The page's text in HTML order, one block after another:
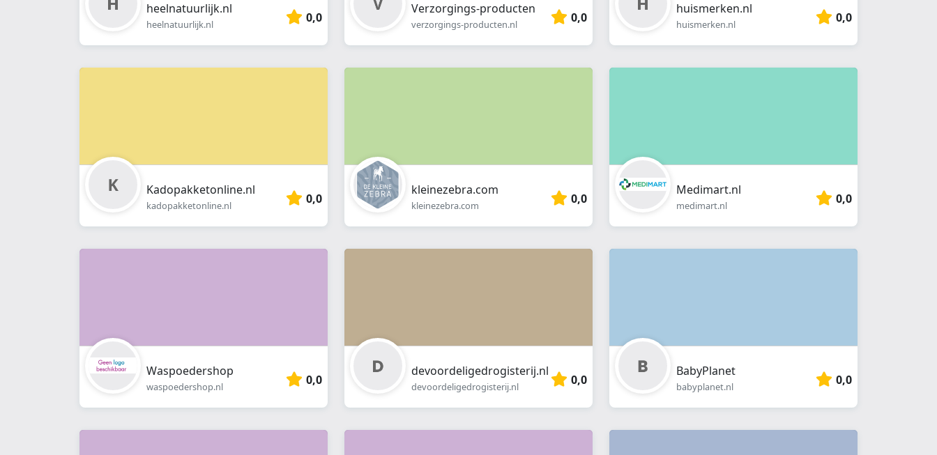
heelnatuurlijk.nl
heelnatuurlijk.nl 0,0
Verzorgings-producten
verzorgings-producten.nl 0,0
huismerken.nl
huismerken.nl 0,0
Kadopakketonline.nl
kadopakketonline.nl 0,0
kleinezebra.com
kleinezebra.com 0,0
Medimart.nl
medimart.nl 0,0
Waspoedershop
waspoedershop.nl 0,0
devoordeligedrogisterij.nl
devoordeligedrogisterij.nl 0,0
BabyPlanet
babyplanet.nl 0,0